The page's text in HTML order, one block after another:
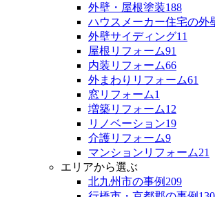
外壁・屋根塗装188
ハウスメーカー住宅の外
外壁サイディング11
屋根リフォーム91
内装リフォーム66
外まわりリフォーム61
窓リフォーム1
増築リフォーム12
リノベーション19
介護リフォーム9
マンションリフォーム21
エリアから選ぶ
北九州市の事例 209